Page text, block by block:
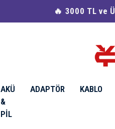
🔥 Havale &
AKÜ
&
PİL
ADAPTÖR KABLO